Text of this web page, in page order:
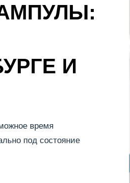
И
время
под состояние